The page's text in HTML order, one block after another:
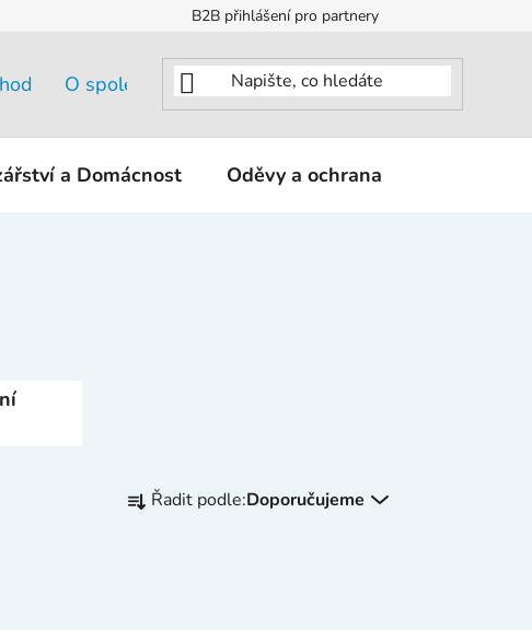
B2B přihlášení pro partnery
O společnosti
a Domácnost Oděvy a ochrana
a Řadit podle:Doporučujeme